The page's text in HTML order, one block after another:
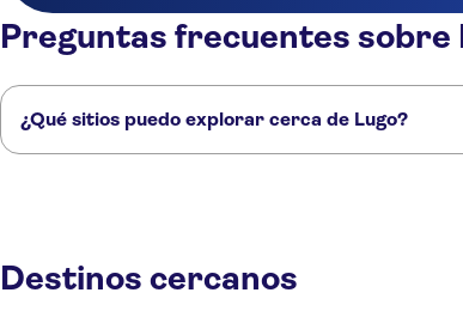
Preguntas frecuentes sobre
¿Qué sitios puedo explorar cerca de Lugo?
Destinos cercanos